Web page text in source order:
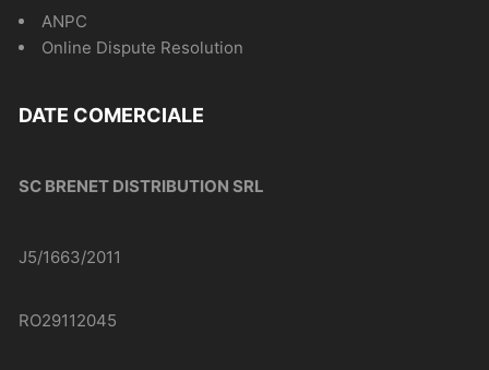
ANPC
Online Dispute Resolution
DATE COMERCIALE
SC BRENET DISTRIBUTION SRL
J5/1663/2011
RO29112045